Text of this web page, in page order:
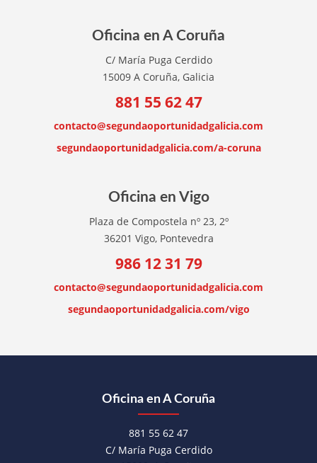
Oficina en A Coruña
C/ María Puga Cerdido
15009 A Coruña, Galicia
881 55 62 47
contacto@segundaoportunidadgalicia.com
segundaoportunidadgalicia.com/a-coruna
Oficina en Vigo
Plaza de Compostela nº 23, 2º
36201 Vigo, Pontevedra
986 12 31 79
contacto@segundaoportunidadgalicia.com
segundaoportunidadgalicia.com/vigo
Oficina en A Coruña
881 55 62 47
C/ María Puga Cerdido